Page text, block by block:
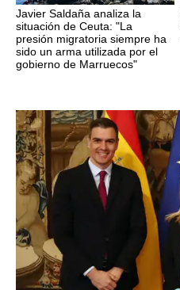
Javier Saldaña analiza la
situación de Ceuta: "La
presión migratoria siempre ha
sido un arma utilizada por el
gobierno de Marruecos"
CRISIS MIGRATORIA